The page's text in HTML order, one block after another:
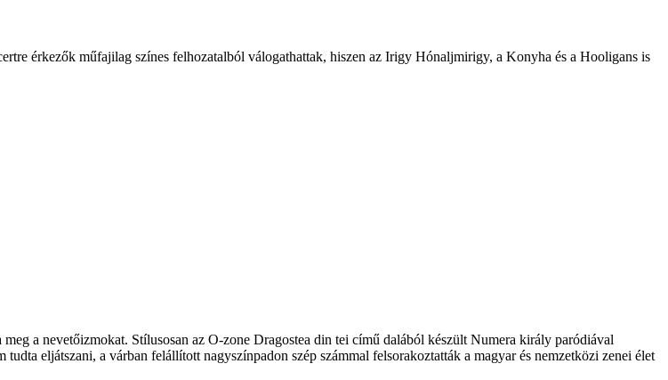
érkezők műfajilag színes felhozatalból válogathattak, hiszen az Irigy Hónaljmirigy, a Konyha és a Hooligans is
a nevetőizmokat. Stílusosan az O-zone Dragostea din tei című dalából készült Numera király paródiával
eljátszani, a várban felállított nagyszínpadon szép számmal felsorakoztatták a magyar és nemzetközi zenei élet